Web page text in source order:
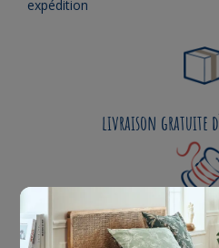
expédition
livraison gratuite
Fabrication